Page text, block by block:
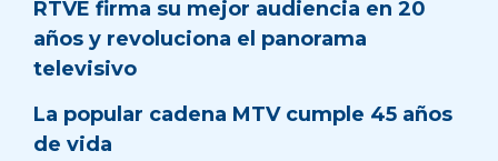
RTVE firma su mejor audiencia en 20
años y revoluciona el panorama
televisivo
La popular cadena MTV cumple 45 años
de vida